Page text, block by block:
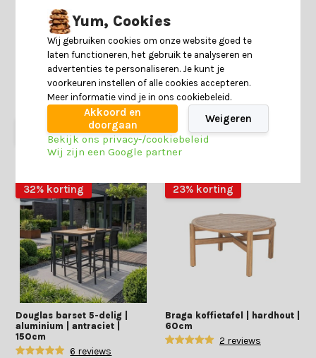
Max/Dakota beige/wit
dining tuinset | 6 personen |
travertin + touw | 240cm
Deliverytime
Op voorraad
3.579,- 2.349,-
+ RVS | Sahara Dust
Deliverytime
Op voorraad
259,- 159,-
32% korting
Douglas barset 5-delig |
aluminium | antraciet |
150cm
6 reviews
23% korting
Braga koffietafel | hardhout |
60cm
2 reviews
Yum, Cookies
Wij gebruiken cookies om onze website goed te
laten functioneren, het gebruik te analyseren en
advertenties te personaliseren. Je kunt je
voorkeuren instellen of alle cookies accepteren.
Meer informatie vind je in ons cookiebeleid.
Akkoord en
doorgaan
Weigeren
Bekijk ons privacy-/cookiebeleid
Wij zijn een Google partner